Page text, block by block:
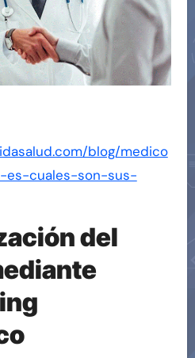
blog/medico
es-cuales-son-sus-
del